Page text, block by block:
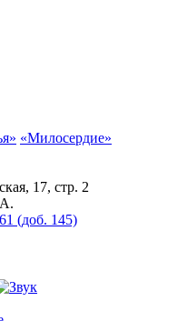
«Милосердие»
17, стр. 2
(доб. 145)